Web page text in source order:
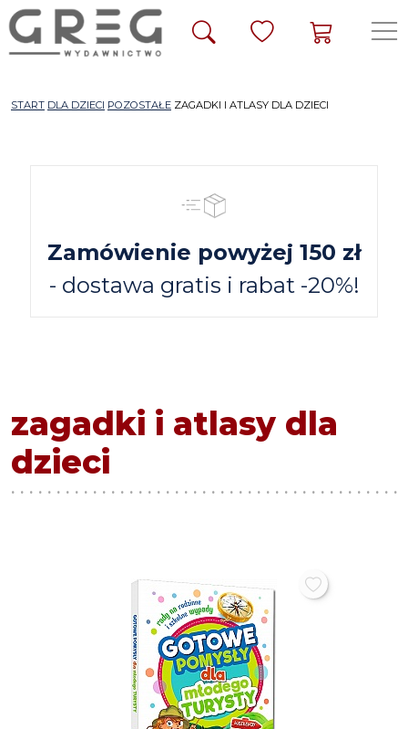
START DLA DZIECI POZOSTAŁE ZAGADKI I ATLASY DLA DZIECI
Zamówienie powyżej 150 zł
- dostawa gratis i rabat -20%!
zagadki i atlasy dla
dzieci